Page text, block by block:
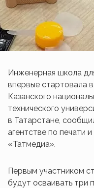
Инженерная школа
впервые стартовала
Казанского
технического
в Татарстане,
агентстве по печати
«Татмедиа».
Первым участником
будут осваивать три